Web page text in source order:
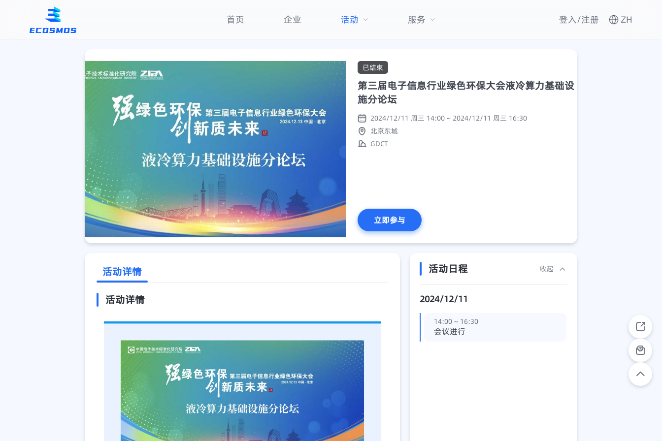
首页 企业 活动 服务 登入/注册 ZH
已结束
第三届电子信息行业绿色环保大会液冷算力基础设
施分论坛
2024/12/11 周三 14:00 ~ 2024/12/11 周三 16:30
北京东城
GDCT
立即参与
活动详情
活动详情
活动日程 收起
2024/12/11
14:00 ~ 16:30
会议进行